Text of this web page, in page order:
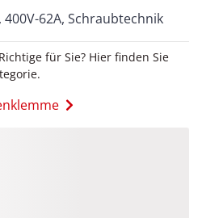
62A, Schraubtechnik
für Sie? Hier finden Sie